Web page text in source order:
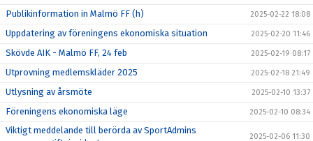
Publikinformation in Malmö FF (h) 2025-02-22 18:08
Uppdatering av föreningens ekonomiska situation 2025-02-20 11:46
Skövde AIK - Malmö FF, 24 feb 2025-02-19 08:17
Utprovning medlemskläder 2025 2025-02-18 21:49
Utlysning av årsmöte 2025-02-10 13:37
Föreningens ekonomiska läge 2025-02-10 08:34
Viktigt meddelande till berörda av SportAdmins
2025-02-06 11:30